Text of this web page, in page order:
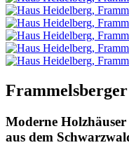
Moderne
aus dem